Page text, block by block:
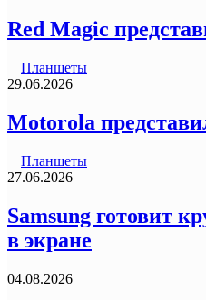
Red Magic
Планшеты
29.06.2026
Motorola
Планшеты
27.06.2026
Samsung готовит
в экране
04.08.2026